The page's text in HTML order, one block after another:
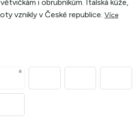
i obrubníkům. Italská kůže,
vznikly v České republice. Více